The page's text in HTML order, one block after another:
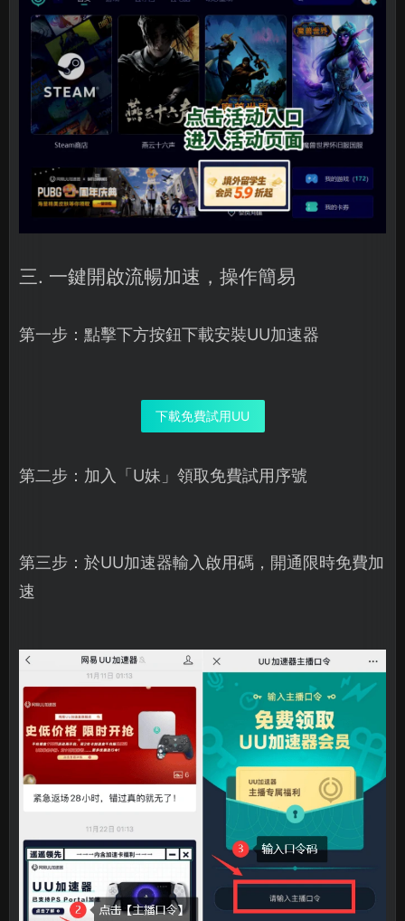
三. 一鍵開啟流暢加速，操作簡易
第一步：點擊下方按鈕下載安裝UU加速器
下載免費試用UU
第二步：加入「U妹」領取免費試用序號
第三步：於UU加速器輸入啟用碼，開通限時免費加
速